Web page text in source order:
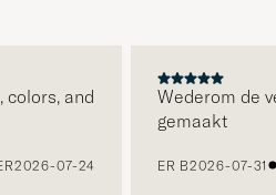
and
07-24
Wederom de
gemaakt
ER B2026-07-31